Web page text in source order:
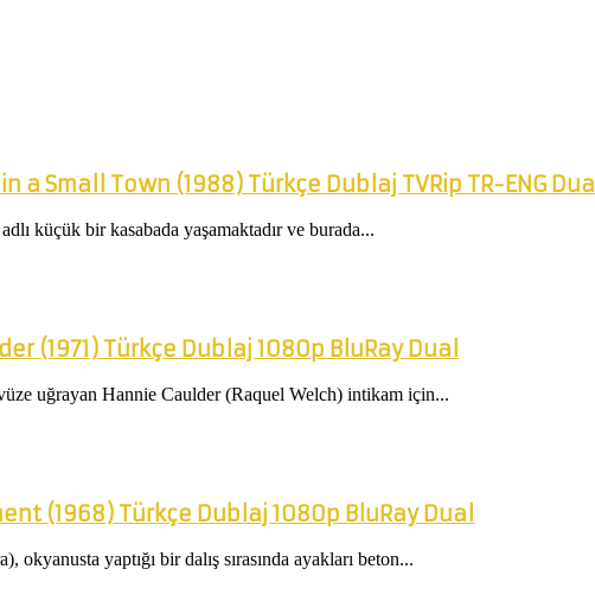
Small Town (1988) Türkçe Dublaj TVRip TR-ENG Dual
küçük bir kasabada yaşamaktadır ve burada...
(1971) Türkçe Dublaj 1080p BluRay Dual
uğrayan Hannie Caulder (Raquel Welch) intikam için...
(1968) Türkçe Dublaj 1080p BluRay Dual
yaptığı bir dalış sırasında ayakları beton...